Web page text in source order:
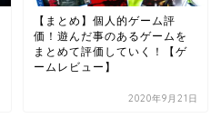
【まとめ】個人的ゲーム評
価！遊んだ事のあるゲームを
まとめて評価していく！【ゲ
ームレビュー】
2020年9月21日